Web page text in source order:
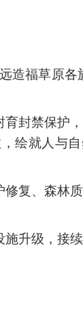
造福草原各
封禁保护
绘就人与
复、森林质
升级，接